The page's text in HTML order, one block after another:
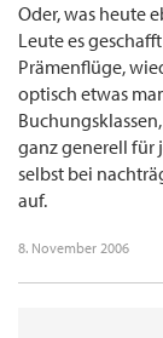
Oder, was heute
Leute es
Prämenflüge,
optisch etwas
ganz generell für
selbst bei
auf.
8. November 2006